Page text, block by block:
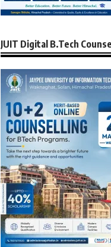
JUIT Digital B.Tech